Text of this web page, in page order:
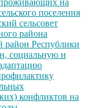
на
поселения
сельсовет
района
район Республики
социальную и
конфликтов на